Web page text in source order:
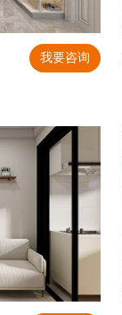
我要咨询